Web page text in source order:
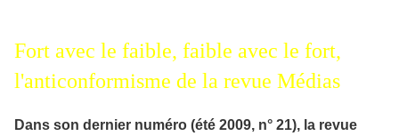
Fort avec le faible, faible avec le fort,
l'anticonformisme de la revue Médias
Dans son dernier numéro (été 2009, n° 21), la revue